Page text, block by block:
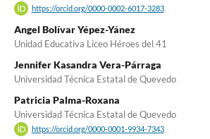
https://orcid.org/0000-0002-6017-3283
Angel Bolívar Yépez-Yánez
Unidad Educativa Liceo Héroes del 41
Jennifer Kasandra Vera-Párraga
Universidad Técnica Estatal de Quevedo
Patricia Palma-Roxana
Universidad Técnica Estatal de Quevedo
https://orcid.org/0000-0001-9934-7343